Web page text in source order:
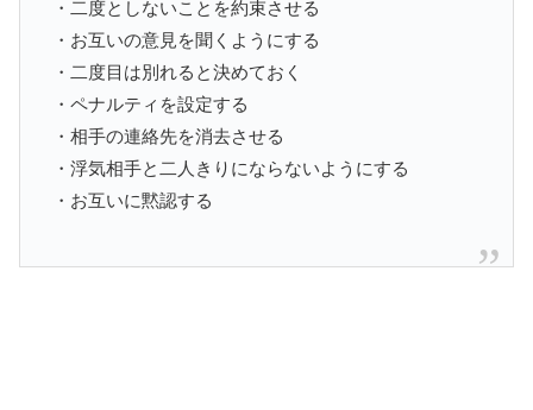
・二度としないことを約束させる
・お互いの意見を聞くようにする
・二度目は別れると決めておく
・ペナルティを設定する
・相手の連絡先を消去させる
・浮気相手と二人きりにならないようにする
・お互いに黙認する